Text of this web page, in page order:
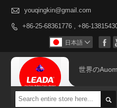
 youqingkin@gmail.com
 +86-25-68361776 , +86-

日本語 
世界の
